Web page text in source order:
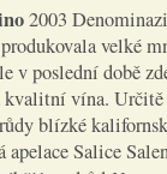
2003
velké
v poslední době
kvalitní vína.
blízké
apelace Salice